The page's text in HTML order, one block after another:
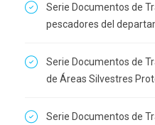
Serie Documentos de
pescadores del
Serie Documentos de
de Áreas Silvestres
Serie Documentos de